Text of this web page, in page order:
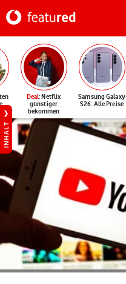
Deal: Netflix
günstiger
bekommen
Samsung Galaxy
S26: Alle Preise
INHALT